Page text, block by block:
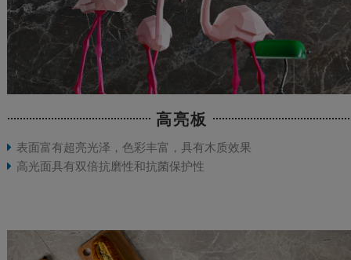
高亮板
表面富有超亮光泽，色彩丰富，具有木质效果
高光面具有双倍抗磨性和抗菌保护性